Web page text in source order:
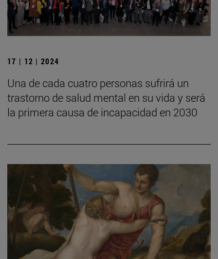
17 | 12 | 2024
Una de cada cuatro personas sufrirá un
trastorno de salud mental en su vida y será
la primera causa de incapacidad en 2030